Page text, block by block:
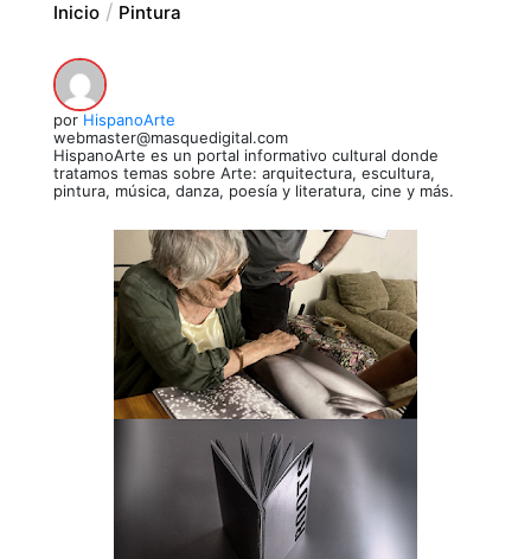
Inicio Pintura
por HispanoArte
webmaster@masquedigital.com
HispanoArte es un portal informativo cultural donde
tratamos temas sobre Arte: arquitectura, escultura,
pintura, música, danza, poesía y literatura, cine y más.